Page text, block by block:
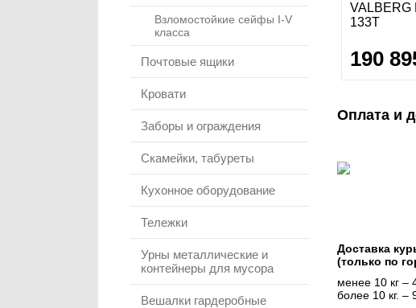
Взломостойкие сейфы I-V
класса
Почтовые ящики
Кровати
Заборы и ограждения
Скамейки, табуреты
Кухонное оборудование
Тележки
Урны металлические и
контейнеры для мусора
Вешалки гардеробные
133Т
190
Оплата и
Доставка
(только по
менее 10 кг –
более 10 кг. –